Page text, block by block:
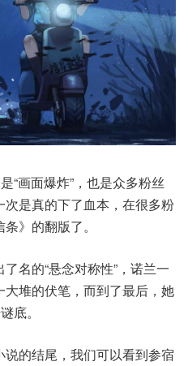
“画面爆炸”，也是众多粉丝
是真的下了血本，在很多粉
》的翻版了。
名的“悬念对称性”，诺兰一
堆的伏笔，而到了最后，她
底。
说的结尾，我们可以看到参宿